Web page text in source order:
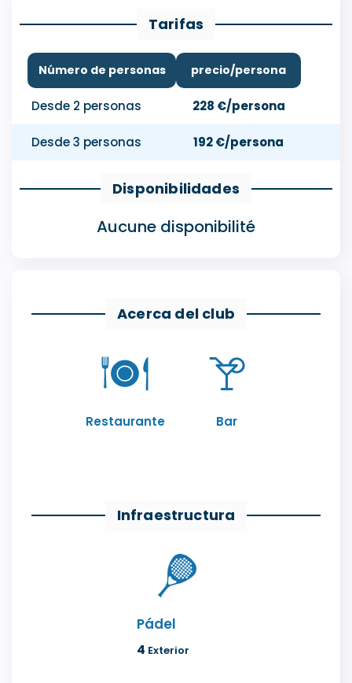
Tarifas
Número de personas precio/persona
Desde 2 personas 228 €/persona
Desde 3 personas 192 €/persona
Disponibilidades
Aucune disponibilité
Acerca del club
Restaurante Bar
Infraestructura
Pádel
4 Exterior